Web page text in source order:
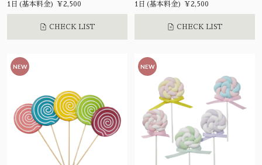
1日(基本料金) ¥2,500
CHECK LIST
1日(基本料金) ¥2,500
CHECK LIST
NEW NEW